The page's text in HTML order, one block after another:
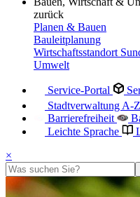
zurück
Planen & Bauen
Bauleitplanung
Wirtschaftsstandort
Umwelt
Service-Portal
Stadtverwaltung A-Z
Barrierefreiheit
Leichte Sprache
×